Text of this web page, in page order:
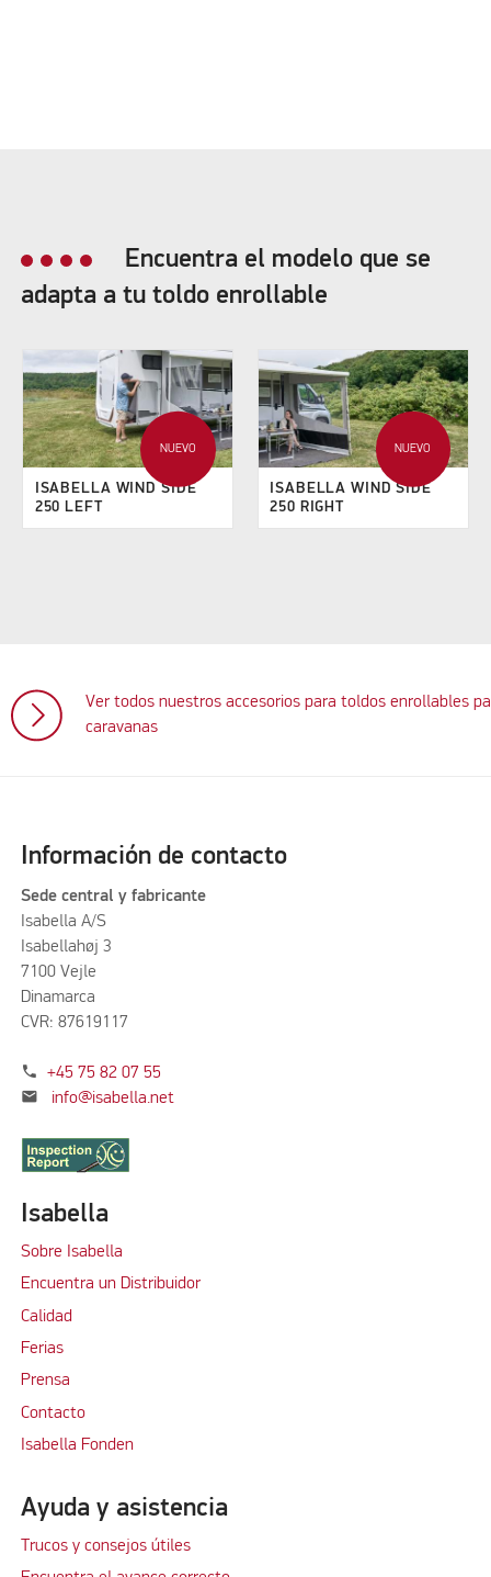
Encuentra el modelo que se
adapta a tu toldo enrollable
NUEVO
ISABELLA WIND SIDE
250 LEFT
NUEVO
ISABELLA WIND SIDE
250 RIGHT
Ver todos nuestros accesorios para toldos enrollables
caravanas
Información de contacto
Sede central y fabricante
Isabella A/S
Isabellahøj 3
7100 Vejle
Dinamarca
CVR: 87619117
phone +45 75 82 07 55
mail info@isabella.net
Isabella
Sobre Isabella
Encuentra un Distribuidor
Calidad
Ferias
Prensa
Contacto
Isabella Fonden
Ayuda y asistencia
Trucos y consejos útiles